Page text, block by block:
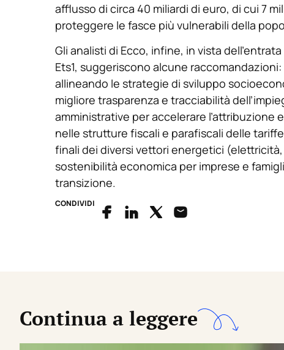
afflusso di circa 40 miliardi di euro, di cui 7
proteggere le fasce più vulnerabili della
Gli analisti di Ecco, infine, in vista
Ets1, suggeriscono alcune
allineando le strategie di sviluppo
migliore trasparenza e tracciabilità
amministrative per accelerare l’attribuzione
nelle strutture fiscali e parafiscali delle
finali dei diversi vettori energetici
sostenibilità economica per imprese e
transizione.
CONDIVIDI
Continua a leggere